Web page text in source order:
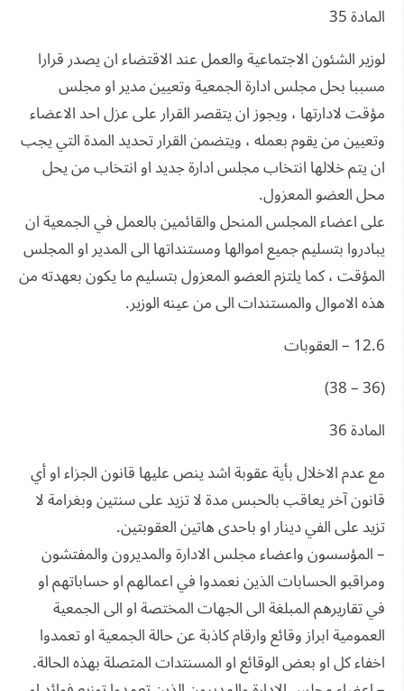
المادة 35
لوزير الشئون الاجتماعية والعمل عند الاقتضاء ان يصدر قرارا
مسببا بحل مجلس ادارة الجمعية وتعيين مدير او مجلس
مؤقت لادارتها ، ويجوز ان يتقصر القرار على عزل احد الاعضاء
وتعيين من يقوم بعمله ، ويتضمن القرار تحديد المدة التي يجب
ان يتم خلالها انتخاب مجلس ادارة جديد او انتخاب من يحل
محل العضو المعزول.
على اعضاء المجلس المنحل والقائمين بالعمل في الجمعية ان
يبادروا بتسليم جميع اموالها ومستنداتها الى المدير او المجلس
المؤقت ، كما يلتزم العضو المعزول بتسليم ما يكون بعهدته من
هذه الاموال والمستندات الى من عينه الوزير.
12.6 – العقوبات
(36 – 38)
المادة 36
مع عدم الاخلال بأية عقوبة اشد ينص عليها قانون الجزاء او أي
قانون آخر يعاقب بالحبس مدة لا تزيد على سنتين وبغرامة لا
تزيد على الفي دينار او باحدى هاتين العقوبتين.
– المؤسسون واعضاء مجلس الادارة والمديرون والمفتشون
ومراقبو الحسابات الذين نعمدوا في اعمالهم او حساباتهم او
في تقاريرهم المبلغة الى الجهات المختصة او الى الجمعية
العمومية ابراز وقائع وارقام كاذبة عن حالة الجمعية او تعمدوا
اخفاء كل او بعض الوقائع او المسنتدات المتصلة بهذه الحالة.